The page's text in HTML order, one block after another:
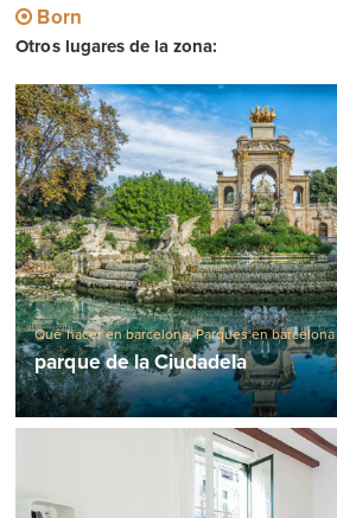
Born
Otros lugares de la zona:
Qué hacer en barcelona,Parques en barcelona
parque de la Ciudadela